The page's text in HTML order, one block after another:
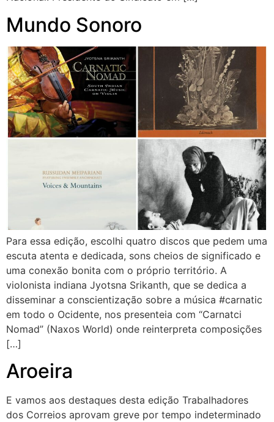
Mundo Sonoro
Para essa edição, escolhi quatro discos que pedem uma
escuta atenta e dedicada, sons cheios de significado e
uma conexão bonita com o próprio território. A
violonista indiana Jyotsna Srikanth, que se dedica a
disseminar a conscientização sobre a música #carnatic
em todo o Ocidente, nos presenteia com “Carnatci
Nomad” (Naxos World) onde reinterpreta composições
[…]
Aroeira
E vamos aos destaques desta edição Trabalhadores
dos Correios aprovam greve por tempo indeterminado